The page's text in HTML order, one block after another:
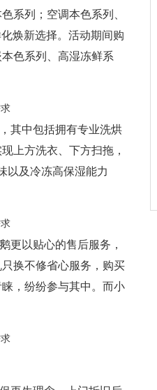
系列；空调本色系列、
焕新选择。活动期间购
色系列、高湿冻鲜系
其中包括拥有专业洗烘
上方洗衣、下方扫拖，
以及冷冻高保湿能力
更以贴心的售后服务，
换不修省心服务，购买
，纷纷参与其中。而小